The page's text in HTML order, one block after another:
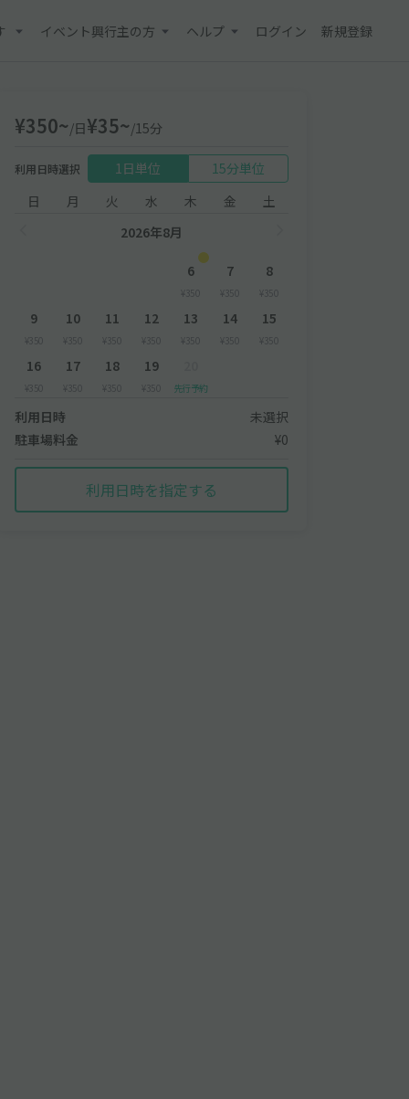
イベント興行主の方 ヘルプ ログイン 新規登録
¥350~/日¥35~/15分
利用日時選択 1日単位
15分単位
日
月 火 水 木 金
土
2026年8月
6
¥350
7
¥350
8
¥350
9
¥350
10
¥350
11
¥350
12
¥350
13
¥350
14
¥350
15
¥350
16
¥350
17
¥350
18
¥350
19
¥350 先行予約
利用日時
未選択
駐車場料金
¥0
利用日時を指定する